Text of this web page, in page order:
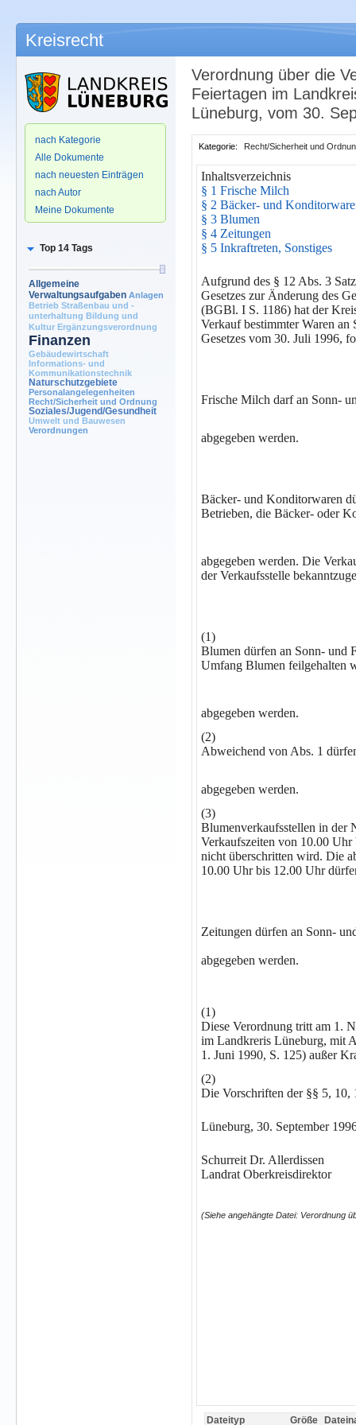
Kreisrecht
nach Kategorie
Alle Dokumente
nach neuesten Einträgen
nach Autor
Meine Dokumente
Top 14 Tags
Allgemeine
Verwaltungsaufgaben Anlagen
Betrieb Straßenbau und -
unterhaltung Bildung und
Kultur Ergänzungsverordnung
Finanzen
Gebäudewirtschaft
Informations- und
Kommunikationstechnik
Naturschutzgebiete
Personalangelegenheiten
Recht/Sicherheit und Ordnung
Soziales/Jugend/Gesundheit
Umwelt und Bauwesen
Verordnungen
Verordnung über die
Feiertagen im
Lüneburg, vom 30.
Kategorie: Recht/Sicherheit und
Inhaltsverzeichnis
§ 1 Frische Milch
§ 2 Bäcker- und
§ 3 Blumen
§ 4 Zeitungen
§ 5 Inkraftreten, Sonstiges
Aufgrund des § 12 Abs. 3
Gesetzes zur Änderung des
(BGBl. I S. 1186) hat der
Verkauf bestimmter Waren
Gesetzes vom 30. Juli 1996,
Frische Milch darf an Sonn-
abgegeben werden.
Bäcker- und Konditorwaren
Betrieben, die Bäcker- oder
abgegeben werden. Die
der Verkaufsstelle
(1)
Blumen dürfen an Sonn- und
Umfang Blumen feilgehalten
abgegeben werden.
(2)
Abweichend von Abs. 1
abgegeben werden.
(3)
Blumenverkaufsstellen in der
Verkaufszeiten von 10.00 Uhr
nicht überschritten wird. Die
10.00 Uhr bis 12.00 Uhr
Zeitungen dürfen an Sonn-
abgegeben werden.
(1)
Diese Verordnung tritt am 1.
im Landkreris Lüneburg, mit
1. Juni 1990, S. 125) außer
(2)
Die Vorschriften der §§ 5, 10,
Lüneburg, 30. September
Schurreit Dr. Allerdissen
Landrat Oberkreisdirektor
(Siehe angehängte Datei: Verordnung
Dateityp Größe